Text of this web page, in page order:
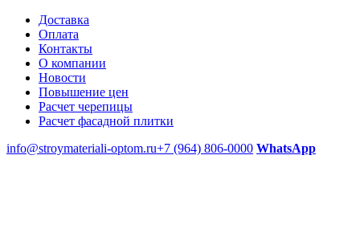
Доставка
Оплата
Контакты
О компании
Новости
Повышение цен
Расчет черепицы
Расчет фасадной плитки
info@stroymateriali-optom.ru+7 (964) 806-0000 WhatsApp